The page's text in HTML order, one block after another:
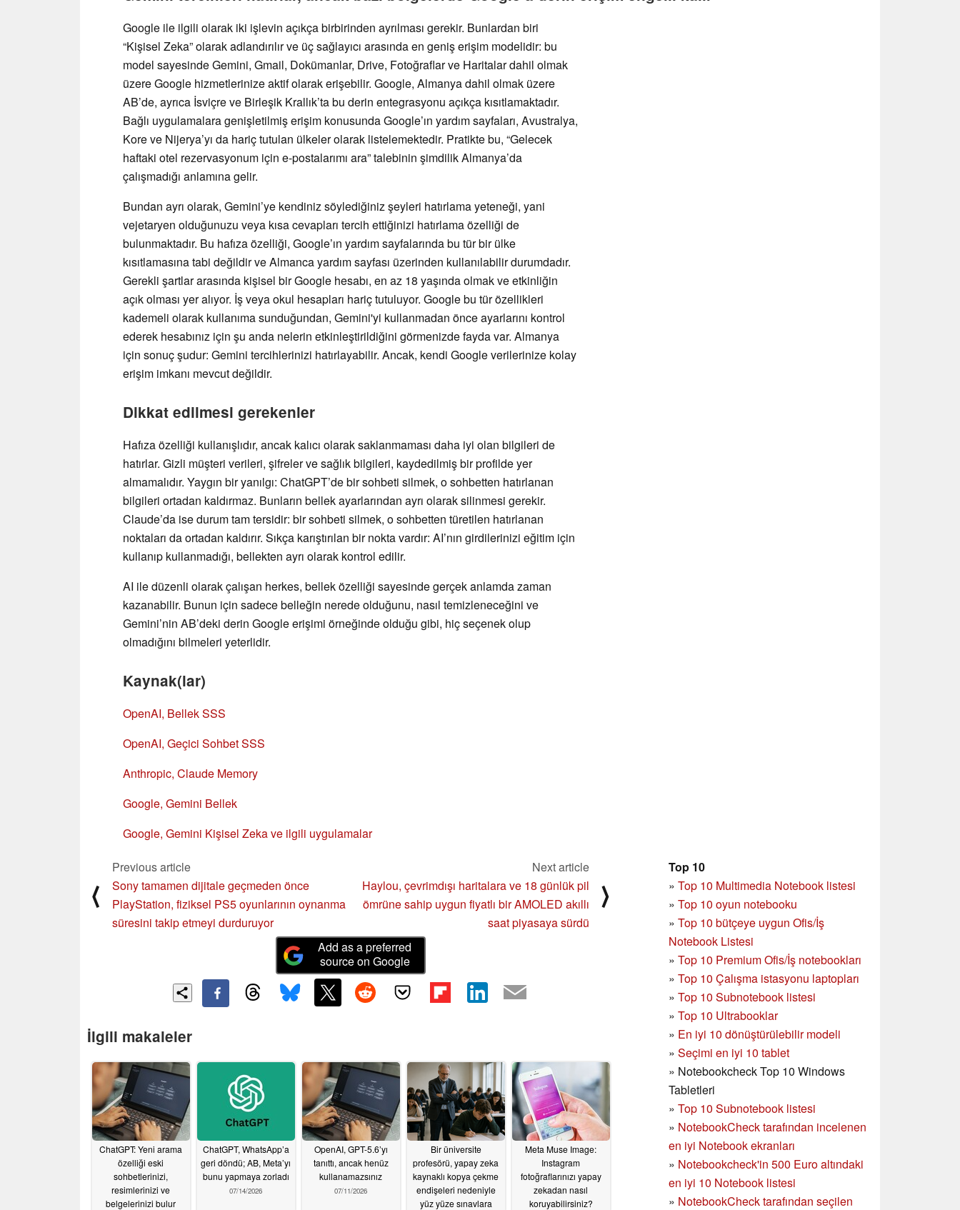
Google ile ilgili olarak iki işlevin açıkça birbirinden ayrılması gerekir. Bunlardan biri
“Kişisel Zeka” olarak adlandırılır ve üç sağlayıcı arasında en geniş erişim modelidir: bu
model sayesinde Gemini, Gmail, Dokümanlar, Drive, Fotoğraflar ve Haritalar dahil olmak
üzere Google hizmetlerinize aktif olarak erişebilir. Google, Almanya dahil olmak üzere
AB’de, ayrıca İsviçre ve Birleşik Krallık’ta bu derin entegrasyonu açıkça kısıtlamaktadır.
Bağlı uygulamalara genişletilmiş erişim konusunda Google’ın yardım sayfaları, Avustralya,
Kore ve Nijerya’yı da hariç tutulan ülkeler olarak listelemektedir. Pratikte bu, “Gelecek
haftaki otel rezervasyonum için e-postalarımı ara” talebinin şimdilik Almanya’da
çalışmadığı anlamına gelir.
Bundan ayrı olarak, Gemini’ye kendiniz söylediğiniz şeyleri hatırlama yeteneği, yani
vejetaryen olduğunuzu veya kısa cevapları tercih ettiğinizi hatırlama özelliği de
bulunmaktadır. Bu hafıza özelliği, Google’ın yardım sayfalarında bu tür bir ülke
kısıtlamasına tabi değildir ve Almanca yardım sayfası üzerinden kullanılabilir durumdadır.
Gerekli şartlar arasında kişisel bir Google hesabı, en az 18 yaşında olmak ve etkinliğin
açık olması yer alıyor. İş veya okul hesapları hariç tutuluyor. Google bu tür özellikleri
kademeli olarak kullanıma sunduğundan, Gemini'yi kullanmadan önce ayarlarını kontrol
ederek hesabınız için şu anda nelerin etkinleştirildiğini görmenizde fayda var. Almanya
için sonuç şudur: Gemini tercihlerinizi hatırlayabilir. Ancak, kendi Google verilerinize kolay
erişim imkanı mevcut değildir.
Dikkat edilmesi gerekenler
Hafıza özelliği kullanışlıdır, ancak kalıcı olarak saklanmaması daha iyi olan bilgileri de
hatırlar. Gizli müşteri verileri, şifreler ve sağlık bilgileri, kaydedilmiş bir profilde yer
almamalıdır. Yaygın bir yanılgı: ChatGPT’de bir sohbeti silmek, o sohbetten hatırlanan
bilgileri ortadan kaldırmaz. Bunların bellek ayarlarından ayrı olarak silinmesi gerekir.
Claude’da ise durum tam tersidir: bir sohbeti silmek, o sohbetten türetilen hatırlanan
noktaları da ortadan kaldırır. Sıkça karıştırılan bir nokta vardır: AI’nın girdilerinizi eğitim için
kullanıp kullanmadığı, bellekten ayrı olarak kontrol edilir.
AI ile düzenli olarak çalışan herkes, bellek özelliği sayesinde gerçek anlamda zaman
kazanabilir. Bunun için sadece belleğin nerede olduğunu, nasıl temizleneceğini ve
Gemini’nin AB’deki derin Google erişimi örneğinde olduğu gibi, hiç seçenek olup
olmadığını bilmeleri yeterlidir.
Kaynak(lar)
OpenAI, Bellek SSS
OpenAI, Geçici Sohbet SSS
Anthropic, Claude Memory
Google, Gemini Bellek
Google, Gemini Kişisel Zeka ve ilgili uygulamalar
Top 10
» Top 10 Multimedia Notebook listesi
» Top 10 oyun notebooku
» Top 10 bütçeye uygun Ofis/İş
Notebook Listesi
» Top 10 Premium Ofis/İş notebookları
» Top 10 Çalışma istasyonu laptopları
» Top 10 Subnotebook listesi
» Top 10 Ultrabooklar
» En iyi 10 dönüştürülebilir modeli
» Seçimi en iyi 10 tablet
» Notebookcheck Top 10 Windows
Tabletleri
» Top 10 Subnotebook listesi
» NotebookCheck tarafından incelenen
en iyi Notebook ekranları
» Notebookcheck'in 500 Euro altındaki
en iyi 10 Notebook listesi
» NotebookCheck tarafından seçilen
⟨
Previous article
Sony tamamen dijitale geçmeden önce
PlayStation, fiziksel PS5 oyunlarının oynanma
süresini takip etmeyi durduruyor
Next article
Haylou, çevrimdışı haritalara ve 18 günlük pil
ömrüne sahip uygun fiyatlı bir AMOLED akıllı
saat piyasaya sürdü
⟩
Add as a preferred
source on Google
İlgili makaleler
ChatGPT: Yeni arama
özelliği eski
sohbetlerinizi,
resimlerinizi ve
belgelerinizi bulur
ChatGPT, WhatsApp’a
geri döndü; AB, Meta’yı
bunu yapmaya zorladı
07/14/2026
OpenAI, GPT-5.6’yı
tanıttı, ancak henüz
kullanamazsınız
07/11/2026
Bir üniversite
profesörü, yapay zeka
kaynaklı kopya çekme
endişeleri nedeniyle
yüz yüze sınavlara
Meta Muse Image:
Instagram
fotoğraflarınızı yapay
zekadan nasıl
koruyabilirsiniz?